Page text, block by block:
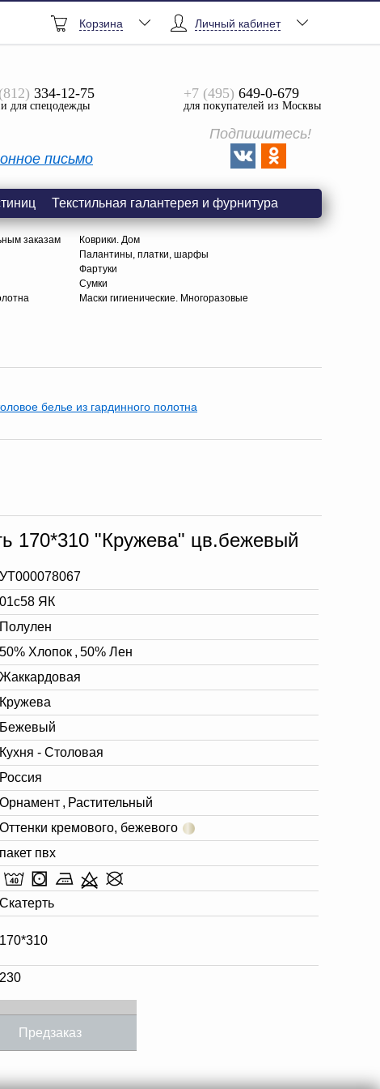
Личный кабинет
Корзина
334-12-75
для спецодежды
+7 (495) 649-0-679
для покупателей из Москвы
письмо
Подпишитесь!
Текстильная галантерея и фурнитура
заказам
Коврики. Дом
Палантины, платки, шарфы
Фартуки
Сумки
Маски гигиенические. Многоразовые
белье из гардинного полотна
170*310 "Кружева" цв.бежевый
УТ000078067
01с58 ЯК
Полулен
50% Хлопок , 50% Лен
Жаккардовая
Кружева
Бежевый
Кухня - Столовая
Россия
Орнамент , Растительный
Оттенки кремового, бежевого
пакет пвх
Скатерть
170*310
230
Предзаказ